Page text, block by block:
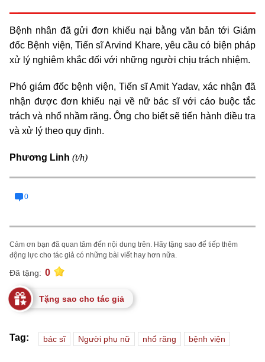
Bệnh nhân đã gửi đơn khiếu nại bằng văn bản tới Giám
đốc Bệnh viện, Tiến sĩ Arvind Khare, yêu cầu có biện pháp
xử lý nghiêm khắc đối với những người chịu trách nhiệm.
Phó giám đốc bệnh viện, Tiến sĩ Amit Yadav, xác nhận đã
nhận được đơn khiếu nại về nữ bác sĩ với cáo buộc tắc
trách và nhổ nhầm răng. Ông cho biết sẽ tiến hành điều tra
và xử lý theo quy định.
Phương Linh (t/h)
0
Cảm ơn bạn đã quan tâm đến nội dung trên. Hãy tặng sao để tiếp thêm
động lực cho tác giả có những bài viết hay hơn nữa.
Đã tặng: 0
Tặng sao cho tác giả
Tag: bác sĩ Người phụ nữ nhổ răng bệnh viện